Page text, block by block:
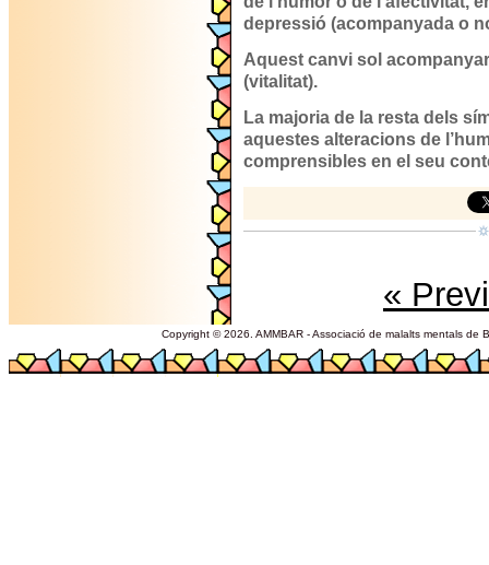
depressió (acompanyada o
Aquest canvi sol
(vitalitat).
La majoria de la resta dels
aquestes alteracions de
comprensibles en el seu
«
Copyright © 2026. AMMBAR - Associació de malalts mentals de